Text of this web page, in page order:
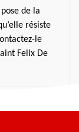
de la
résiste
le
Felix De